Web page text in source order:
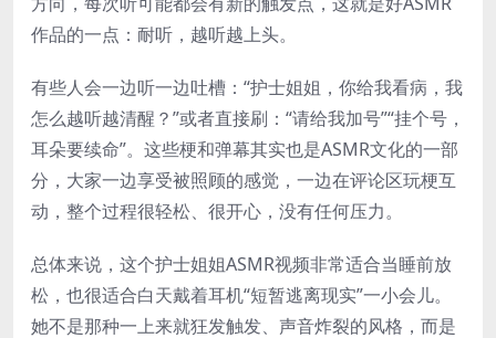
作品的一点：耐听，越听越上头。
有些人会一边听一边吐槽：“护士姐姐，你给我看病，我
怎么越听越清醒？”或者直接刷：“请给我加号”“挂个号，
耳朵要续命”。这些梗和弹幕其实也是ASMR文化的一部
分，大家一边享受被照顾的感觉，一边在评论区玩梗互
动，整个过程很轻松、很开心，没有任何压力。
总体来说，这个护士姐姐ASMR视频非常适合当睡前放
松，也很适合白天戴着耳机“短暂逃离现实”一小会儿。
她不是那种一上来就狂发触发、声音炸裂的风格，而是